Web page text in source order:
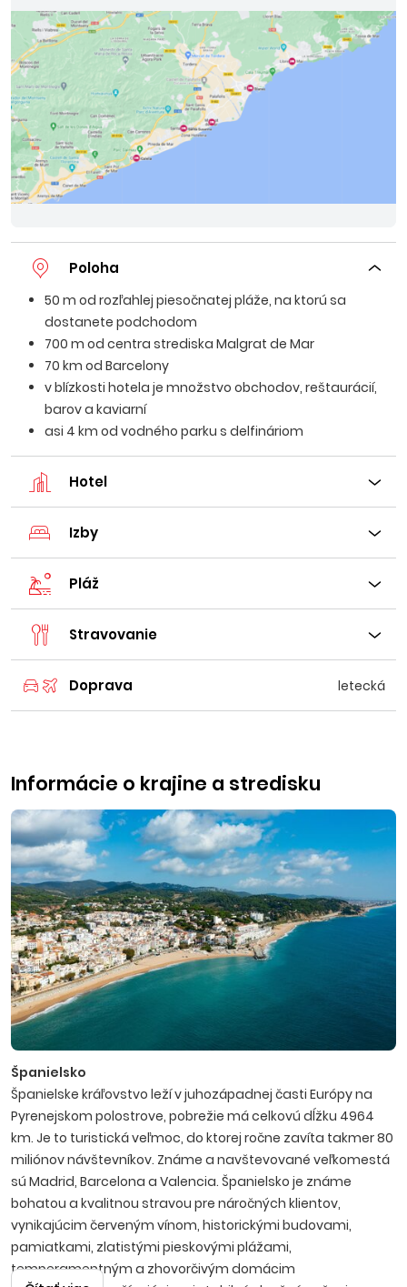
Poloha
50 m od rozľahlej piesočnatej pláže, na ktorú sa
dostanete podchodom
700 m od centra strediska Malgrat de Mar
70 km od Barcelony
v blízkosti hotela je množstvo obchodov, reštaurácií,
barov a kaviarní
asi 4 km od vodného parku s delfináriom
Hotel
Izby
Pláž
Stravovanie
Doprava letecká
Informácie o krajine a stredisku
Španielsko
Španielske kráľovstvo leží v juhozápadnej časti Európy na
Pyrenejskom polostrove, pobrežie má celkovú dĺžku 4964
km. Je to turistická veľmoc, do ktorej ročne zavíta takmer 80
miliónov návštevníkov. Známe a navštevované veľkomestá
sú Madrid, Barcelona a Valencia. Španielsko je známe
bohatou a kvalitnou stravou pre náročných klientov,
vynikajúcim červeným vínom, historickými budovami,
pamiatkami, zlatistými pieskovými plážami,
temperamentným a zhovorčivým domácim